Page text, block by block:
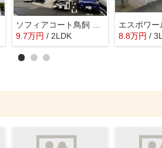
ソフィアコート鳥飼 B棟
9.7万円 / 2LDK
エスポワー
8.8万円 /